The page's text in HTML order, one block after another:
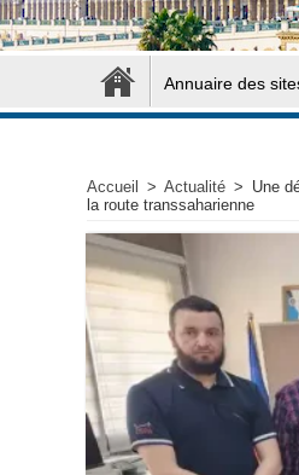
Annuaire des
Accueil > Actualité > Une
la route transsaharienne